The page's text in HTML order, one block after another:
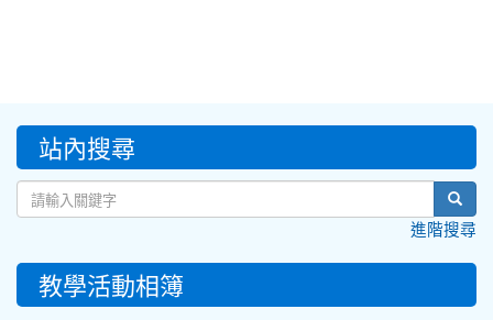
::: 站內搜尋
進階搜尋
教學活動相簿